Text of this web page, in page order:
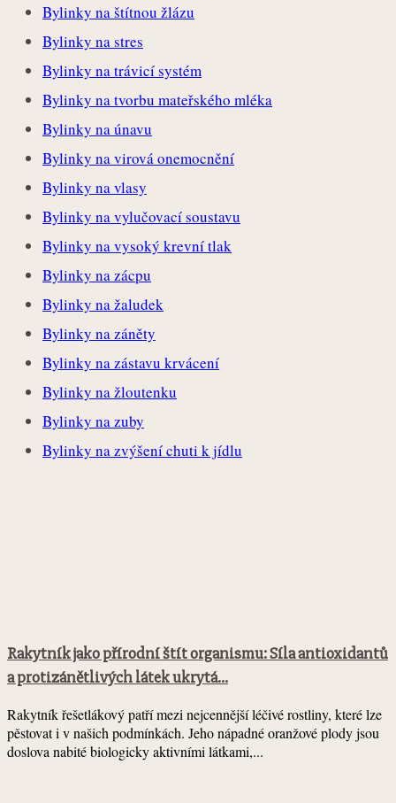
Bylinky na štítnou žlázu
Bylinky na stres
Bylinky na trávicí systém
Bylinky na tvorbu mateřského mléka
Bylinky na únavu
Bylinky na virová onemocnění
Bylinky na vlasy
Bylinky na vylučovací soustavu
Bylinky na vysoký krevní tlak
Bylinky na zácpu
Bylinky na žaludek
Bylinky na záněty
Bylinky na zástavu krvácení
Bylinky na žloutenku
Bylinky na zuby
Bylinky na zvýšení chuti k jídlu
Rakytník jako přírodní štít organismu: Síla antioxidantů
a protizánětlivých látek ukrytá...
Rakytník řešetlákový patří mezi nejcennější léčivé rostliny, které lze
pěstovat i v našich podmínkách. Jeho nápadné oranžové plody jsou
doslova nabité biologicky aktivními látkami,...